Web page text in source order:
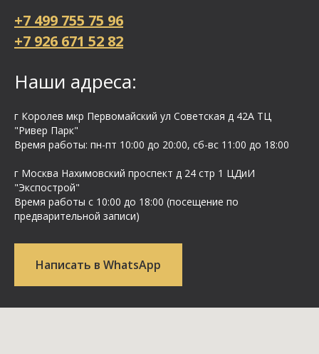
+7 499 755 75 96
+7 926 671 52 82
Наши адреса:
г Королев мкр Первомайский ул Cоветская д 42А ТЦ
"Ривер Парк"
Время работы: пн-пт 10:00 до 20:00, сб-вс 11:00 до 18:00
г Москва Нахимовский проспект д 24 стр 1 ЦДиИ
"Экспострой"
Время работы с 10:00 до 18:00 (посещение по
предварительной записи)
Написать в WhatsApp